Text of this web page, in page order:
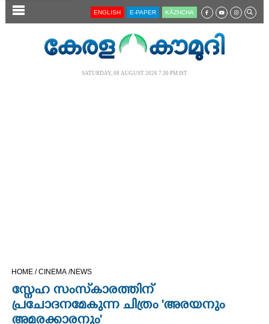
SECTIONS
OPINION
ENGLISH E-PAPER KĀZHCHA
SATURDAY, 08 AUGUST 2026 7.30 PM IST
HOME /CINEMA /NEWS
സ്നേഹ സംസ്‌കാരത്തിന്
പ്രചോദനമേകുന്ന ചിത്രം 'അരയനും